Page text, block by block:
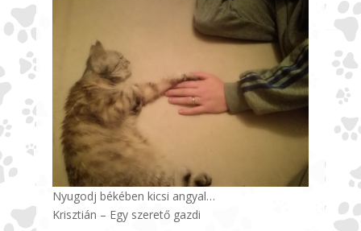
Nyugodj békében kicsi angyal…
Krisztián – Egy szerető gazdi